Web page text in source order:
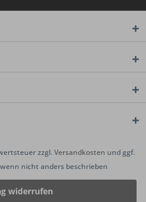
zzgl.Versandkosten und ggf.
nicht anders beschrieben
widerrufen